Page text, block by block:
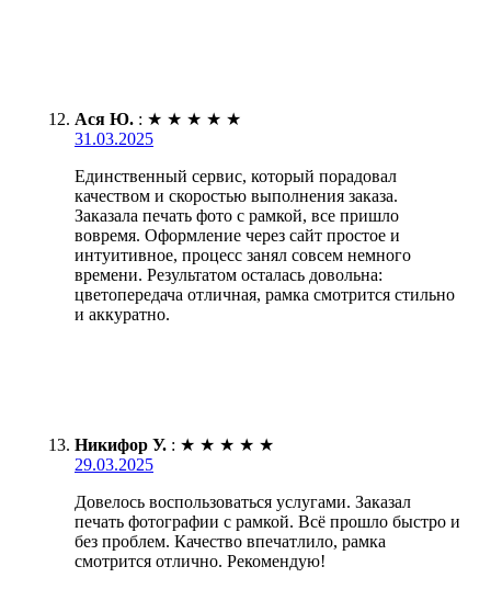
Ася Ю. : ★ ★ ★ ★ ★
31.03.2025
Единственный сервис, который порадовал
качеством и скоростью выполнения заказа.
Заказала печать фото с рамкой, все пришло
вовремя. Оформление через сайт простое и
интуитивное, процесс занял совсем немного
времени. Результатом осталась довольна:
цветопередача отличная, рамка смотрится стильно
и аккуратно.
Никифор У. : ★ ★ ★ ★ ★
29.03.2025
Довелось воспользоваться услугами. Заказал
печать фотографии с рамкой. Всё прошло быстро и
без проблем. Качество впечатлило, рамка
смотрится отлично. Рекомендую!